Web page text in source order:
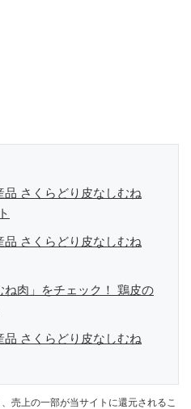
さくらどり皮なしむね
さくらどり皮なしむね
肉」をチェック！ 鶏皮の
さくらどり皮なしむね
売上の一部が当サイトに還元されるこ